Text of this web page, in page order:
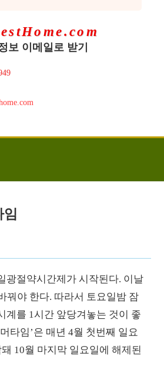
보 이메일로 받기
임
광절약시간제가 시작된다. 이날
꿔야 한다. 따라서 토요일밤 잠
계를 1시간 앞당겨놓는 것이 좋
타임’은 매년 4월 첫번째 일요
10월 마지막 일요일에 해제된